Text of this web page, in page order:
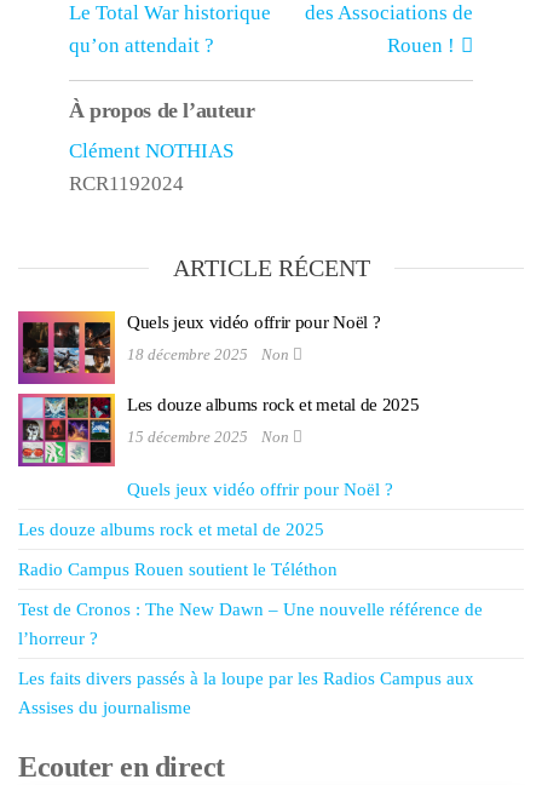
Le Total War historique
qu’on attendait ?
des Associations de
Rouen !
À propos de l’auteur
Clément NOTHIAS
RCR1192024
ARTICLE RÉCENT
Quels jeux vidéo offrir pour Noël ?
18 décembre 2025 Non
Les douze albums rock et metal de 2025
15 décembre 2025 Non
Quels jeux vidéo offrir pour Noël ?
Les douze albums rock et metal de 2025
Radio Campus Rouen soutient le Téléthon
Test de Cronos : The New Dawn – Une nouvelle référence de
l’horreur ?
Les faits divers passés à la loupe par les Radios Campus aux
Assises du journalisme
Ecouter en direct